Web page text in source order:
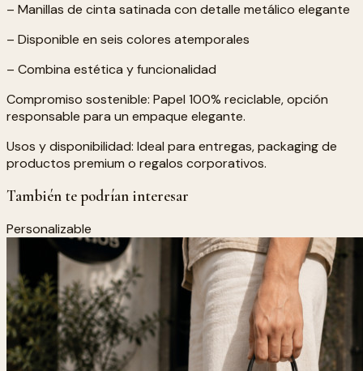
– Manillas de cinta satinada con detalle metálico elegante
– Disponible en seis colores atemporales
– Combina estética y funcionalidad
Compromiso sostenible: Papel 100% reciclable, opción
responsable para un empaque elegante.
Usos y disponibilidad: Ideal para entregas, packaging de
productos premium o regalos corporativos.
También te podrían interesar
Personalizable